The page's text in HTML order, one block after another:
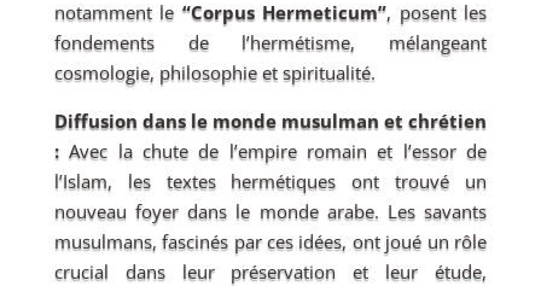
notamment le “Corpus Hermeticum”, posent les
fondements de l’hermétisme, mélangeant
cosmologie, philosophie et spiritualité.
Diffusion dans le monde musulman et chrétien
:Avec la chute de l’empire romain et l’essor de
l’Islam, les textes hermétiques ont trouvé un
nouveau foyer dans le monde arabe. Les savants
musulmans, fascinés par ces idées, ont joué un rôle
crucial dans leur préservation et leur étude,